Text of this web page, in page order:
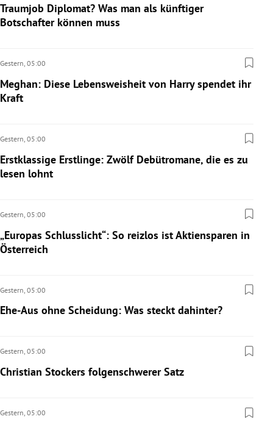
Traumjob Diplomat? Was man als künftiger
Botschafter können muss
Gestern, 05:00
Meghan: Diese Lebensweisheit von Harry spendet ihr
Kraft
Gestern, 05:00
Erstklassige Erstlinge: Zwölf Debütromane, die es zu
lesen lohnt
Gestern, 05:00
„Europas Schlusslicht“: So reizlos ist Aktiensparen in
Österreich
Gestern, 05:00
Ehe-Aus ohne Scheidung: Was steckt dahinter?
Gestern, 05:00
Christian Stockers folgenschwerer Satz
Gestern, 05:00